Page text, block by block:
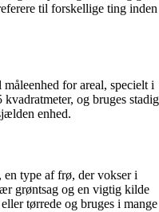
til forskellige ting inden
for areal, specielt i
og bruges stadig
enhed.
type af frø, der vokser i
grøntsag og en vigtig kilde
tørrede og bruges i mange